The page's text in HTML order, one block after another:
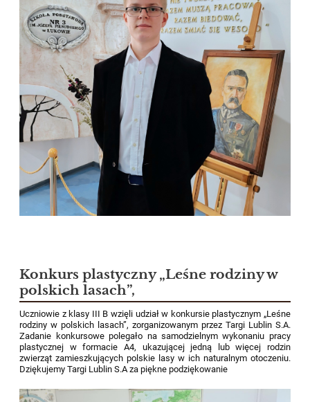
Konkurs plastyczny „Leśne rodziny w
polskich lasach”,
Uczniowie z klasy III B wzięli udział w konkursie plastycznym „Leśne
rodziny w polskich lasach”, zorganizowanym przez Targi Lublin S.A.
Zadanie konkursowe polegało na samodzielnym wykonaniu pracy
plastycznej w formacie A4, ukazującej jedną lub więcej rodzin
zwierząt zamieszkujących polskie lasy w ich naturalnym otoczeniu.
Dziękujemy Targi Lublin S.A za piękne podziękowanie